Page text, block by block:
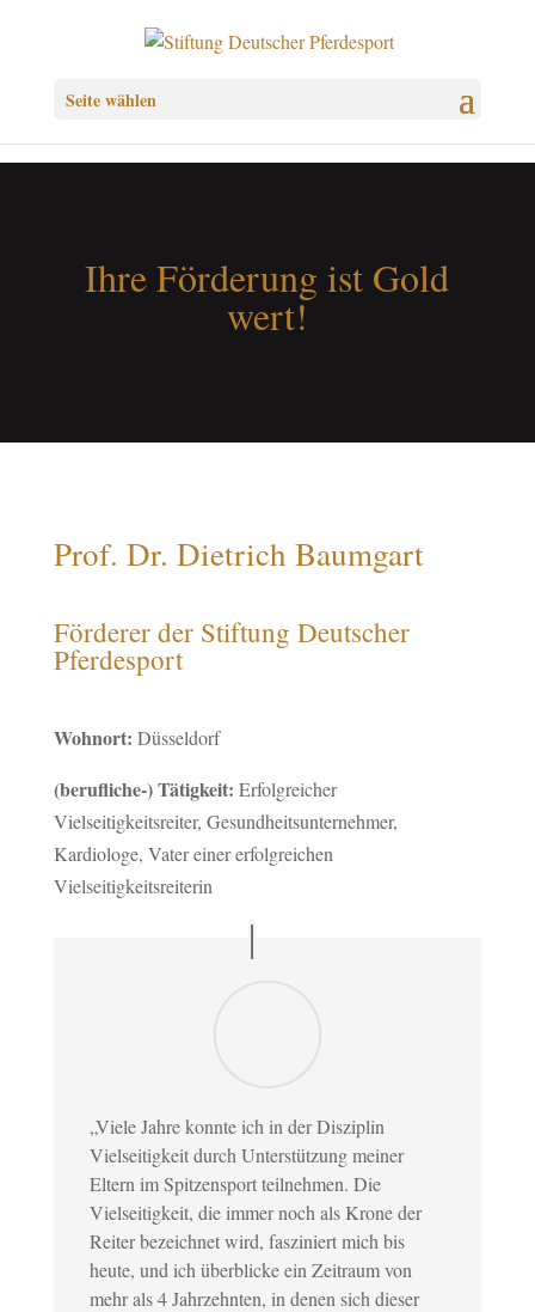
Seite wählen
Ihre Förderung ist Gold
wert!
Prof. Dr. Dietrich Baumgart
Förderer der Stiftung Deutscher
Pferdesport
Wohnort: Düsseldorf
(berufliche-) Tätigkeit: Erfolgreicher
Vielseitigkeitsreiter, Gesundheitsunternehmer,
Kardiologe, Vater einer erfolgreichen
Vielseitigkeitsreiterin
„Viele Jahre konnte ich in der Disziplin
Vielseitigkeit durch Unterstützung meiner
Eltern im Spitzensport teilnehmen. Die
Vielseitigkeit, die immer noch als Krone der
Reiter bezeichnet wird, fasziniert mich bis
heute, und ich überblicke ein Zeitraum von
mehr als 4 Jahrzehnten, in denen sich dieser